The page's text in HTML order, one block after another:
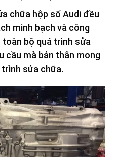
chữa hộp số Audi đều
minh bạch và công
toàn bộ quá trình sửa
cầu mà bản thân mong
sửa chữa.